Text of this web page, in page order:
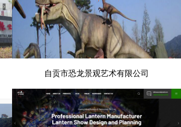
自贡市恐龙景观艺术有限公司
自贡市恐龙景观艺术有限公司